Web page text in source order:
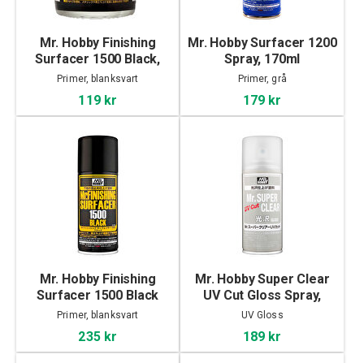
Mr. Hobby Finishing
Surfacer 1500 Black,
40ml
Primer, blanksvart
119 kr
Mr. Hobby Surfacer 1200
Spray, 170ml
Primer, grå
179 kr
Mr. Hobby Finishing
Surfacer 1500 Black
Spray, 170ml
Primer, blanksvart
235 kr
Mr. Hobby Super Clear
UV Cut Gloss Spray,
170ml
UV Gloss
189 kr